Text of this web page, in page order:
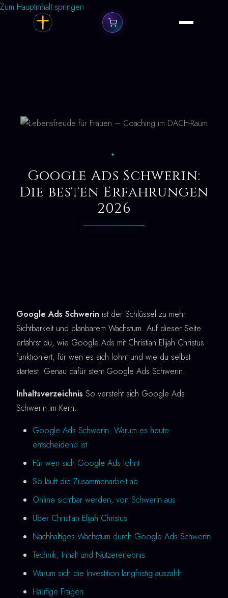
Zum Hauptinhalt springen
✦
Google Ads Schwerin:
Die besten Erfahrungen
2026
Google Ads Schwerin ist der Schlüssel zu mehr
Sichtbarkeit und planbarem Wachstum. Auf dieser Seite
erfährst du, wie Google Ads mit Christian Elijah Christus
funktioniert, für wen es sich lohnt und wie du selbst
startest. Genau dafür steht Google Ads Schwerin.
Inhaltsverzeichnis So versteht sich Google Ads
Schwerin im Kern.
Google Ads Schwerin: Warum es heute
entscheidend ist
Für wen sich Google Ads lohnt
So läuft die Zusammenarbeit ab
Online sichtbar werden, von Schwerin aus
Über Christian Elijah Christus
Nachhaltiges Wachstum durch Google Ads Schwerin
Technik, Inhalt und Nutzererlebnis
Warum sich die Investition langfristig auszahlt
Häufige Fragen